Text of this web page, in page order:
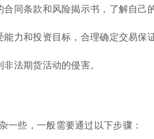
同条款和风险揭示书，了解自己
力和投资目标，合理确定交易保
法期货活动的侵害。
一些，一般需要通过以下步骤：